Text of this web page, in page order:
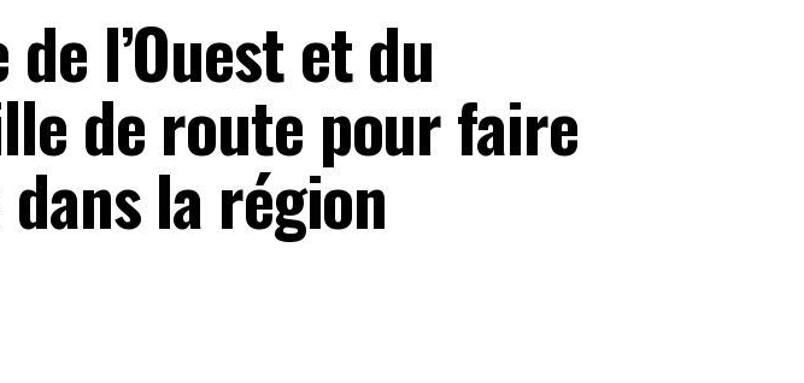
l’Ouest et du
de route pour faire
la région